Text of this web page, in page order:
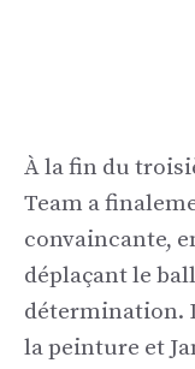
À la fin du
Team a
convaincante,
déplaçant le
détermination.
la peinture et